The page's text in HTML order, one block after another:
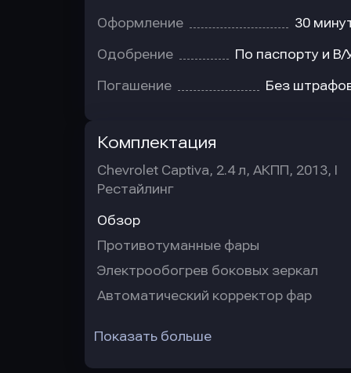
Оформление 30
Одобрение По паспорту и В/
Погашение Без
Комплектация
Chevrolet Captiva, 2.4 л, АКПП, 2013, I
Рестайлинг
Обзор
Противотуманные фары
Электрообогрев боковых зеркал
Автоматический корректор фар
Показать больше